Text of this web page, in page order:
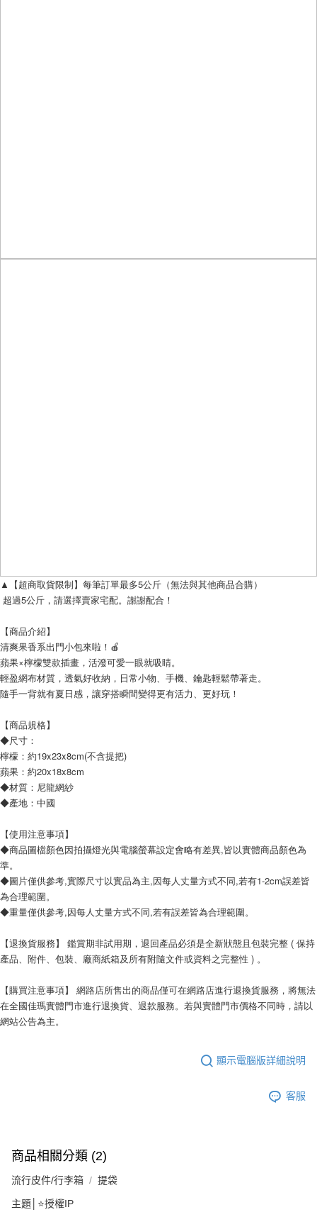
▲【超商取貨限制】每筆訂單最多5公斤（無法與其他商品合購）
超過5公斤，請選擇賣家宅配。謝謝配合！
【商品介紹】
清爽果香系出門小包來啦！🍎
蘋果×檸檬雙款插畫，活潑可愛一眼就吸睛。
輕盈網布材質，透氣好收納，日常小物、手機、鑰匙輕鬆帶著走。
隨手一背就有夏日感，讓穿搭瞬間變得更有活力、更好玩！
【商品規格】
◆尺寸：
檸檬：約19x23x8cm(不含提把)
蘋果：約20x18x8cm
◆材質：尼龍網紗
◆產地：中國
【使用注意事項】
◆商品圖檔顏色因拍攝燈光與電腦螢幕設定會略有差異,皆以實體商品顏色為
準。
◆圖片僅供參考,實際尺寸以實品為主,因每人丈量方式不同,若有1-2cm誤差皆
為合理範圍。
◆重量僅供參考,因每人丈量方式不同,若有誤差皆為合理範圍。
【退換貨服務】 鑑賞期非試用期，退回產品必須是全新狀態且包裝完整 ( 保持
產品、附件、包裝、廠商紙箱及所有附隨文件或資料之完整性 ) 。
【購買注意事項】 網路店所售出的商品僅可在網路店進行退換貨服務，將無法
在全國佳瑪實體門市進行退換貨、退款服務。若與實體門市價格不同時，請以
網站公告為主。
顯示電腦版詳細說明
客服
商品相關分類 (2)
流行皮件/行李箱 提袋
主題│⭐授權IP